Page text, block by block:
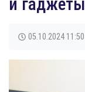
и гаджеты
05.10.2024 11:50